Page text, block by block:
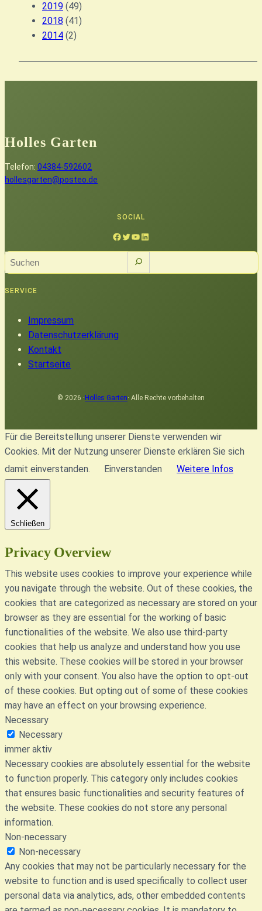
2019 (49)
2018 (41)
2014 (2)
Holles Garten
Telefon: 04384-592602
hollesgarten@posteo.de
SOCIAL
Facebook Twitter YouTube LinkedIn
S
u
c
SERVICE
Impressum
Datenschutzerklärung
Kontakt
Startseite
© 2026 · Holles Garten· Alle Rechte vorbehalten
Für die Bereitstellung unserer Dienste verwenden wir
Cookies. Mit der Nutzung unserer Dienste erklären Sie sich
damit einverstanden.
Einverstanden Weitere Infos
Schließen
Privacy Overview
This website uses cookies to improve your experience while
you navigate through the website. Out of these cookies, the
cookies that are categorized as necessary are stored on your
browser as they are essential for the working of basic
functionalities of the website. We also use third-party
cookies that help us analyze and understand how you use
this website. These cookies will be stored in your browser
only with your consent. You also have the option to opt-out
of these cookies. But opting out of some of these cookies
may have an effect on your browsing experience.
Necessary
Necessary
immer aktiv
Necessary cookies are absolutely essential for the website
to function properly. This category only includes cookies
that ensures basic functionalities and security features of
the website. These cookies do not store any personal
information.
Non-necessary
Non-necessary
Any cookies that may not be particularly necessary for the
website to function and is used specifically to collect user
personal data via analytics, ads, other embedded contents